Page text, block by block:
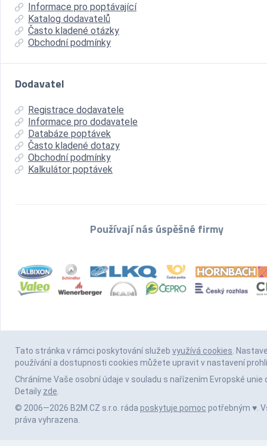
Informace pro poptávající
Katalog dodavatelů
Často kladené otázky
Obchodní podmínky
Dodavatel
Registrace dodavatele
Informace pro dodavatele
Databáze poptávek
Často kladené dotazy
Obchodní podmínky
Kalkulátor poptávek
Používají nás úspěšné firmy
Tato stránka v rámci poskytování služeb využívá cookies.
používání a dostupnosti cookies můžete upravit v nastavení
Chráníme Vaše osobní údaje v souladu s nařízením Evropské unie
Detaily zde.
© 2006—2026 B2M.CZ s.r.o. ráda poskytuje pomoc potřebným ♥️.
práva vyhrazena.